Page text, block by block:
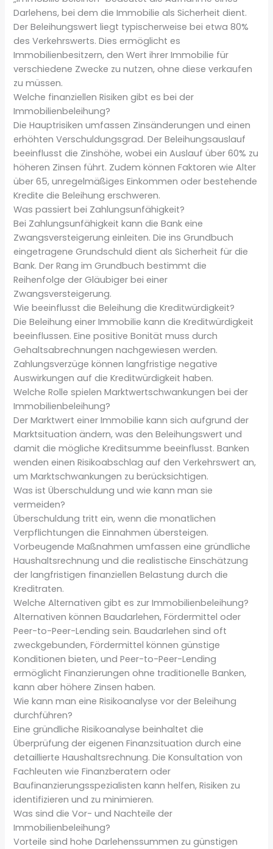
Darlehens, bei dem die Immobilie als Sicherheit dient.
Der Beleihungswert liegt typischerweise bei etwa 80%
des Verkehrswerts. Dies ermöglicht es
Immobilienbesitzern, den Wert ihrer Immobilie für
verschiedene Zwecke zu nutzen, ohne diese verkaufen
zu müssen.
Welche finanziellen Risiken gibt es bei der
Immobilienbeleihung?
Die Hauptrisiken umfassen Zinsänderungen und einen
erhöhten Verschuldungsgrad. Der Beleihungsauslauf
beeinflusst die Zinshöhe, wobei ein Auslauf über 60% zu
höheren Zinsen führt. Zudem können Faktoren wie Alter
über 65, unregelmäßiges Einkommen oder bestehende
Kredite die Beleihung erschweren.
Was passiert bei Zahlungsunfähigkeit?
Bei Zahlungsunfähigkeit kann die Bank eine
Zwangsversteigerung einleiten. Die ins Grundbuch
eingetragene Grundschuld dient als Sicherheit für die
Bank. Der Rang im Grundbuch bestimmt die
Reihenfolge der Gläubiger bei einer
Zwangsversteigerung.
Wie beeinflusst die Beleihung die Kreditwürdigkeit?
Die Beleihung einer Immobilie kann die Kreditwürdigkeit
beeinflussen. Eine positive Bonität muss durch
Gehaltsabrechnungen nachgewiesen werden.
Zahlungsverzüge können langfristige negative
Auswirkungen auf die Kreditwürdigkeit haben.
Welche Rolle spielen Marktwertschwankungen bei der
Immobilienbeleihung?
Der Marktwert einer Immobilie kann sich aufgrund der
Marktsituation ändern, was den Beleihungswert und
damit die mögliche Kreditsumme beeinflusst. Banken
wenden einen Risikoabschlag auf den Verkehrswert an,
um Marktschwankungen zu berücksichtigen.
Was ist Überschuldung und wie kann man sie
vermeiden?
Überschuldung tritt ein, wenn die monatlichen
Verpflichtungen die Einnahmen übersteigen.
Vorbeugende Maßnahmen umfassen eine gründliche
Haushaltsrechnung und die realistische Einschätzung
der langfristigen finanziellen Belastung durch die
Kreditraten.
Welche Alternativen gibt es zur Immobilienbeleihung?
Alternativen können Baudarlehen, Fördermittel oder
Peer-to-Peer-Lending sein. Baudarlehen sind oft
zweckgebunden, Fördermittel können günstige
Konditionen bieten, und Peer-to-Peer-Lending
ermöglicht Finanzierungen ohne traditionelle Banken,
kann aber höhere Zinsen haben.
Wie kann man eine Risikoanalyse vor der Beleihung
durchführen?
Eine gründliche Risikoanalyse beinhaltet die
Überprüfung der eigenen Finanzsituation durch eine
detaillierte Haushaltsrechnung. Die Konsultation von
Fachleuten wie Finanzberatern oder
Baufinanzierungsspezialisten kann helfen, Risiken zu
identifizieren und zu minimieren.
Was sind die Vor- und Nachteile der
Immobilienbeleihung?
Vorteile sind hohe Darlehenssummen zu günstigen